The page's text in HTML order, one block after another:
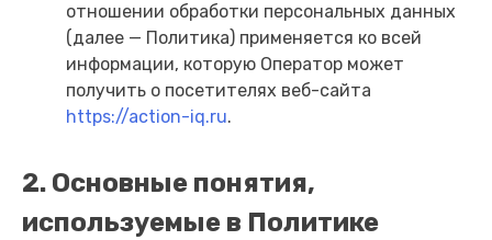
отношении обработки персональных данных
(далее — Политика) применяется ко всей
информации, которую Оператор может
получить о посетителях веб-сайта
https://action-iq.ru.
2. Основные понятия,
используемые в Политике